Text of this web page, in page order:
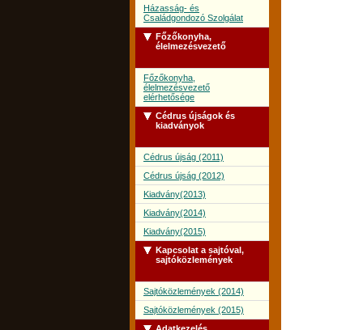
Házasság- és
Családgondozó Szolgálat
Főzőkonyha,
élelmezésvezető
Főzőkonyha,
élelmezésvezető
elérhetősége
Cédrus újságok és
kiadványok
Cédrus újság (2011)
Cédrus újság (2012)
Kiadvány(2013)
Kiadvány(2014)
Kiadvány(2015)
Kapcsolat a sajtóval,
sajtóközlemények
Sajtóközlemények (2014)
Sajtóközlemények (2015)